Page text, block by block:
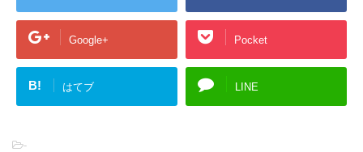
Google+ Pocket
B! はてブ LINE
-